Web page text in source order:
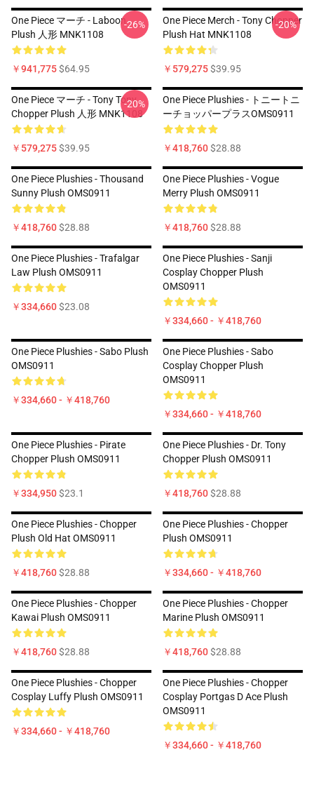
One Piece マーチ - Laboon
Plush 人形 MNK1108
￥941,775$64.95
-26%
One Piece Merch - Tony Chopper
Plush Hat MNK1108
￥579,275$39.95
-20%
One Piece マーチ - Tony Tony
Chopper Plush 人形 MNK1108
￥579,275$39.95
-20%
One Piece Plushies - トニートニ
ーチョッパープラスOMS0911
￥418,760$28.88
One Piece Plushies - Thousand
Sunny Plush OMS0911
￥418,760$28.88
One Piece Plushies - Vogue
Merry Plush OMS0911
￥418,760$28.88
One Piece Plushies - Trafalgar
Law Plush OMS0911
￥334,660$23.08
One Piece Plushies - Sanji
Cosplay Chopper Plush
OMS0911
￥334,660 - ￥418,760
One Piece Plushies - Sabo Plush
OMS0911
￥334,660 - ￥418,760
One Piece Plushies - Sabo
Cosplay Chopper Plush
OMS0911
￥334,660 - ￥418,760
One Piece Plushies - Pirate
Chopper Plush OMS0911
￥334,950$23.1
One Piece Plushies - Dr. Tony
Chopper Plush OMS0911
￥418,760$28.88
One Piece Plushies - Chopper
Plush Old Hat OMS0911
￥418,760$28.88
One Piece Plushies - Chopper
Plush OMS0911
￥334,660 - ￥418,760
One Piece Plushies - Chopper
Kawai Plush OMS0911
￥418,760$28.88
One Piece Plushies - Chopper
Marine Plush OMS0911
￥418,760$28.88
One Piece Plushies - Chopper
Cosplay Luffy Plush OMS0911
￥334,660 - ￥418,760
One Piece Plushies - Chopper
Cosplay Portgas D Ace Plush
OMS0911
￥334,660 - ￥418,760